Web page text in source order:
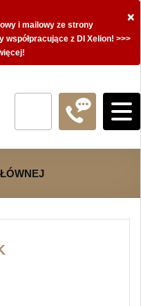
×
i mailowy ze strony
z DI Xelion! >>>